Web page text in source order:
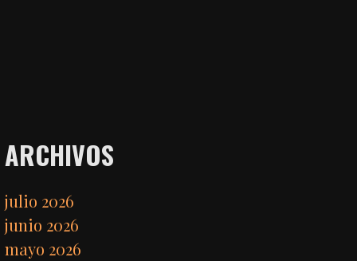
ARCHIVOS
julio 2026
junio 2026
mayo 2026